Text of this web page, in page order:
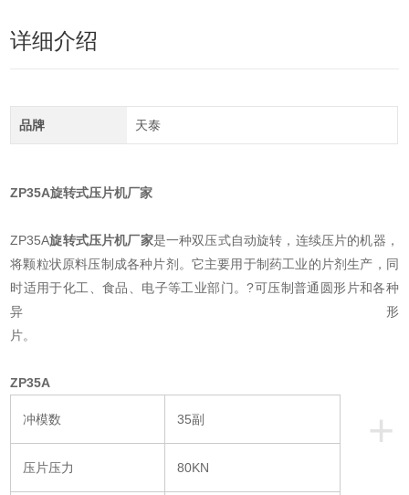
详细介绍
品牌 天泰
ZP35A旋转式压片机厂家
ZP35A旋转式压片机厂家是一种双压式自动旋转，连续压片的机器，
将颗粒状原料压制成各种片剂。它主要用于制药工业的片剂生产，同
时适用于化工、食品、电子等工业部门。?可压制普通圆形片和各种
异形
片
ZP35A
+
冲模数 35副
压片压力 80KN